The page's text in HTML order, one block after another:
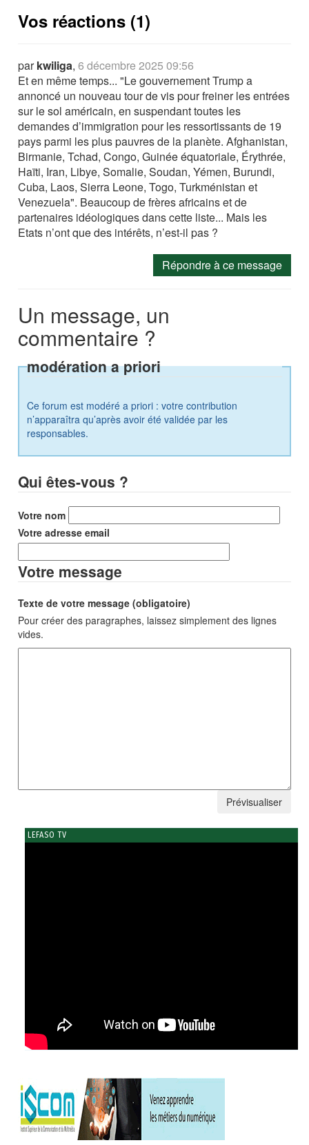
Vos réactions (1)
parkwiliga,6 décembre 2025 09:56
Et en même temps... "Le gouvernement Trump a
annoncé un nouveau tour de vis pour freiner les entrées
sur le sol américain, en suspendant toutes les
demandes d’immigration pour les ressortissants de 19
pays parmi les plus pauvres de la planète. Afghanistan,
Birmanie, Tchad, Congo, Guinée équatoriale, Érythrée,
Haïti, Iran, Libye, Somalie, Soudan, Yémen, Burundi,
Cuba, Laos, Sierra Leone, Togo, Turkménistan et
Venezuela". Beaucoup de frères africains et de
partenaires idéologiques dans cette liste... Mais les
Etats n’ont que des intérêts, n’est-il pas ?
Répondre à ce message
Un message, un
commentaire ?
modération a priori
Ce forum est modéré a priori : votre contribution
n’apparaîtra qu’après avoir été validée par les
responsables.
Qui êtes-vous ?
Votre nom
Votre adresse email
Votre message
Texte de votre message (obligatoire)
Pour créer des paragraphes, laissez simplement des lignes
vides.
LEFASO TV